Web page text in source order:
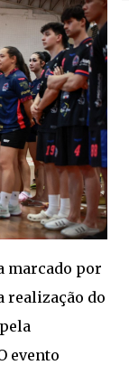
marcado por
realização do
evento